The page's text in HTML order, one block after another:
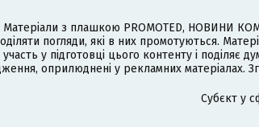
Матеріали з плашкою PROMOTED, НОВИНИ
погляди, які в них промотуються.
участь у підготовці цього контенту і поділяє
оприлюднені у рекламних матеріалах.
Cубєкт у